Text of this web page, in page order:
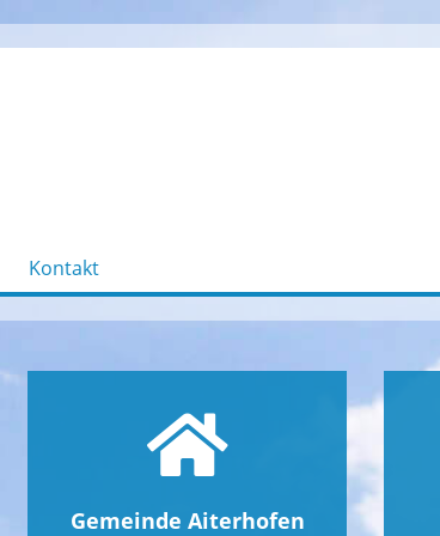
Kontakt
Gemeinde Aiterhofen